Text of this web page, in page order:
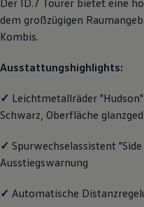
Motorenöl
Räder und
Volkswagen
Zubehör
Schutz und
Transport
Wallbox
Digitale Extras
Volkswagen
Handy und
dem großzügigen
Kombis.
Ausstattungshighlights:
✓ Leichtmetallräder
Schwarz, Oberfläche
✓ Spurwechselassistent
Ausstiegswarnung
✓ Automatische